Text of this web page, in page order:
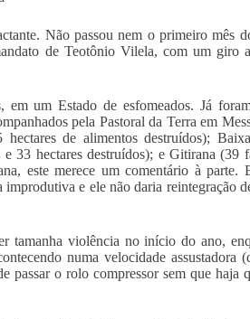
Não passou nem o primeiro mês
de Teotônio Vilela, com um giro
um Estado de esfomeados. Já
pela Pastoral da Terra em
hectares de alimentos destruídos);
33 hectares destruídos); e Gitirana (39
este merece um comentário à parte.
e ele não daria reintegração
tamanha violência no início do ano,
numa velocidade assustadora
passar o rolo compressor sem que haja